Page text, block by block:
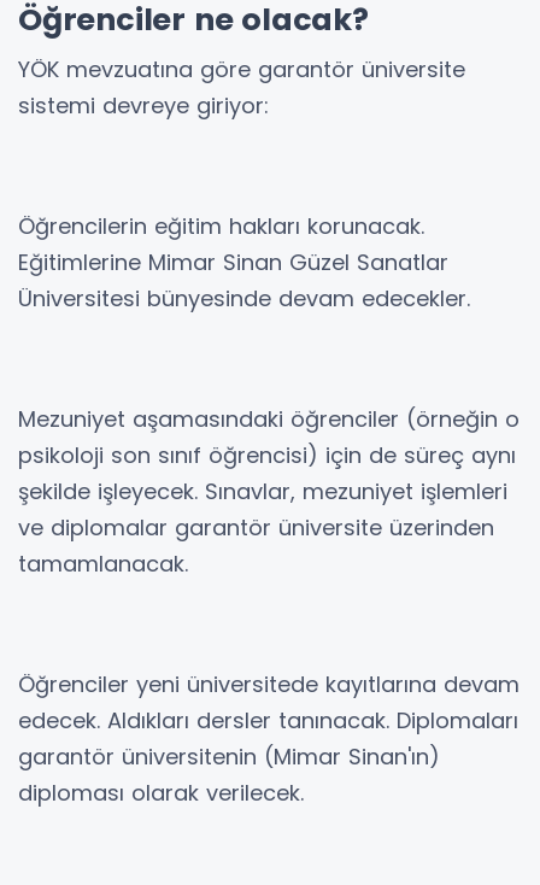
Öğrenciler ne olacak?
YÖK mevzuatına göre garantör üniversite
sistemi devreye giriyor:
Öğrencilerin eğitim hakları korunacak.
Eğitimlerine Mimar Sinan Güzel Sanatlar
Üniversitesi bünyesinde devam edecekler.
Mezuniyet aşamasındaki öğrenciler (örneğin o
psikoloji son sınıf öğrencisi) için de süreç aynı
şekilde işleyecek. Sınavlar, mezuniyet işlemleri
ve diplomalar garantör üniversite üzerinden
tamamlanacak.
Öğrenciler yeni üniversitede kayıtlarına devam
edecek. Aldıkları dersler tanınacak. Diplomaları
garantör üniversitenin (Mimar Sinan'ın)
diploması olarak verilecek.